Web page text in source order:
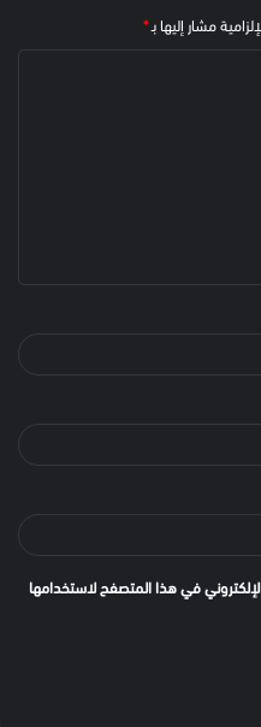
مشار إليها بـ*
في هذا المتصفح لاستخدامها